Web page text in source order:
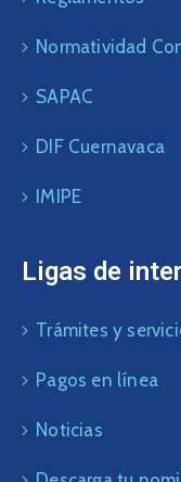
Normatividad
SAPAC
DIF Cuernavaca
IMIPE
Ligas de
Trámites y
Pagos en línea
Noticias